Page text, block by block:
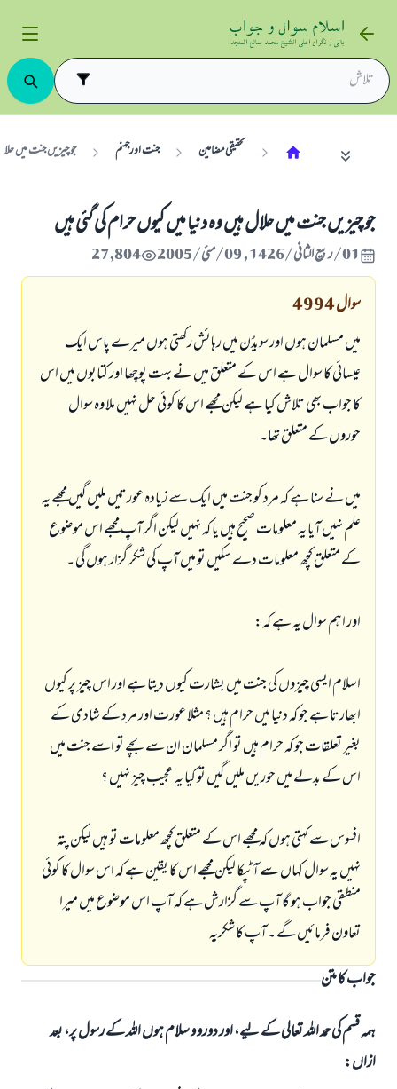
تحقیقی مضامین جنت اورجہنم جو چیزیں جنت میں
جو چیزیں جنت میں حلال ہیں وہ دنیا میں کیوں حرام کی گئی ہیں
01/ربيع الثاني/1426 , 09/مئی/2005 27,804
سوال4994
میں مسلمان ہوں اور سویڈن میں رہائش رکھتی ہوں میرے پاس ایک
عیسائی کا سوال ہے اس کے متعلق میں نے بہت پوچھا اور کتابوں میں اس
کا جواب بھی تلاش کیا ہے لیکن مجھے اس کا کوئی حل نہیں ملا وہ سوال
حوروں کے متعلق تھا۔
میں نے سنا ہے کہ مرد کو جنت میں ایک سے زیادہ عورتیں ملیں گیں مجھے یہ
علم نہیں آیا یہ معلومات صحیح ہیں یا کہ نہیں لیکن اگر آپ مجھے اس موضوع
کے متعلق کچھ معلومات دے سکیں تو میں آپ کی شکر گزار ہوں گی ۔
اور اہم سوال یہ ہے کہ:
اسلام ایسی چیزوں کی جنت میں بشارت کیوں دیتا ہے اور اس چیز پر کیوں
ابھارتا ہے جو کہ دنیا میں حرام ہیں ؟ مثلا عورت اور مرد کے شادی کے
بغیر تعلقات جو کہ حرام ہیں تو اگر مسلمان ان سے بچے تو اسے جنت میں
اس کے بدلے میں حوریں ملیں گیں تو کیا یہ عجیب چیز نہیں ؟
افسوس سے کہتی ہوں کہ مجھے اس کے متعلق کچھ معلومات تو ہیں لیکن پتہ
نہیں یہ سوال کہاں سے آٹپکا لیکن مجھے اس کا یقین ہے کہ اس سوال کا کوئی
منطقی جواب ہو گا آپ سے گزارش ہے کہ آپ اس موضوع میں میرا
تعاون فرمائیں گے ۔ آپ کا شکریہ
جواب کا متن
ہمہ قسم کی حمد اللہ تعالی کے لیے، اور دورو و سلام ہوں اللہ کے رسول پر، بعد
ازاں: